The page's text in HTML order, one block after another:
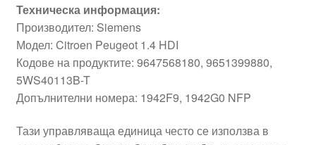
Техническа информация:
Производител: Siemens
Модел: Citroen Peugeot 1.4 HDI
Кодове на продуктите: 9647568180, 9651399880,
5WS40113B-T
Допълнителни номера: 1942F9, 1942G0 NFP
Тази управляваща единица често се използва в